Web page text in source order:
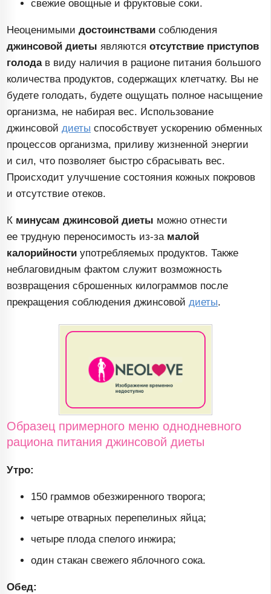
свежие овощные и фруктовые соки.
Неоценимымидостоинствамисоблюдения
джинсовой диеты являютсяотсутствие приступов
голодав виду наличия в рационе питания большого
количества продуктов, содержащих клетчатку. Вы не
будете голодать, будете ощущать полное насыщение
организма, не набирая вес. Использование
джинсовойдиеты способствует ускорению обменных
процессов организма, приливу жизненной энергии
и сил, что позволяет быстро сбрасывать вес.
Происходит улучшение состояния кожных покровов
и отсутствие отеков.
К минусам джинсовой диеты можно отнести
ее трудную переносимость из-за малой
калорийности употребляемых продуктов. Также
неблаговидным фактом служит возможность
возвращения сброшенных килограммов после
прекращения соблюдения джинсовойдиеты.
Образец примерного меню однодневного
рациона питания джинсовой диеты
Утро:
150 граммов обезжиренного творога;
четыре отварных перепелиных яйца;
четыре плода спелого инжира;
один стакан свежего яблочного сока.
Обед: